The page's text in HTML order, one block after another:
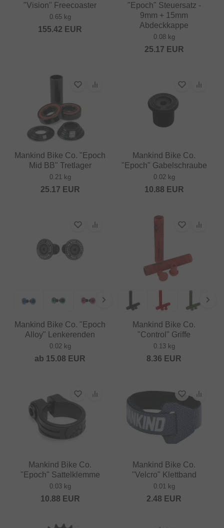
"Vision" Freecoaster
0.65 kg
155.42 EUR
"Epoch" Steuersatz -
9mm + 15mm
Abdeckkappe
0.08 kg
25.17 EUR
Mankind Bike Co. "Epoch
Mid BB" Tretlager
0.21 kg
25.17 EUR
Mankind Bike Co.
"Epoch" Gabelschraube
0.02 kg
10.88 EUR
Mankind Bike Co. "Epoch
Alloy" Lenkerenden
0.02 kg
ab 15.08 EUR
Mankind Bike Co.
"Control" Griffe
0.13 kg
8.36 EUR
Mankind Bike Co.
"Epoch" Sattelklemme
0.03 kg
10.88 EUR
Mankind Bike Co.
"Velcro" Klettband
0.01 kg
2.48 EUR